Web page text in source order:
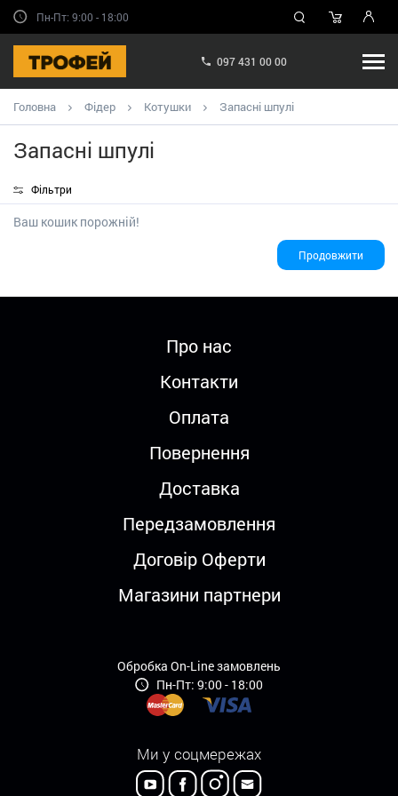
Пн-Пт: 9:00 - 18:00
097 431 00 00
Головна Фідер Котушки Запасні шпулі
Запасні шпулі
Фільтри
Ваш кошик порожній!
Продовжити
Про нас
Контакти
Оплата
Повернення
Доставка
Передзамовлення
Договір Оферти
Магазини партнери
Обробка On-Line замовлень
Пн-Пт: 9:00 - 18:00
Ми у соцмережах